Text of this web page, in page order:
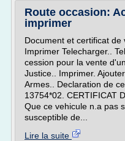
Route occasion:
imprimer
Document et certificat
Imprimer Telecharger..
cession pour la vente
Justice.. Imprimer.
Armes.. Declaration de
13754*02. CERTIFICAT
Que ce vehicule n.a pas
susceptible de...
Lire la suite